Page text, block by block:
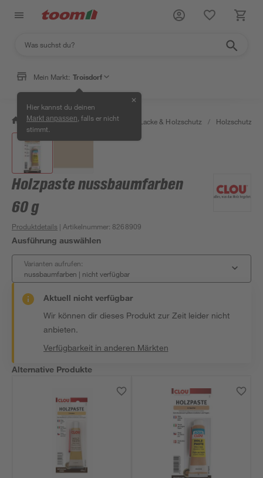
Mein Markt: Troisdorf
Hier kannst du deinen
Markt anpassen , falls er nicht
stimmt.
✕
/ Bauen & Renovieren / Farben, Lacke & Holzschutz / Holzschutz &
Holzpaste nussbaumfarben
60 g
Produktdetails | Artikelnummer: 8268909
Ausführung auswählen
Varianten aufrufen:
nussbaumfarben | nicht verfügbar
Aktuell nicht verfügbar
Wir können dir dieses Produkt zur Zeit leider nicht
anbieten.
Verfügbarkeit in anderen Märkten
Alternative Produkte